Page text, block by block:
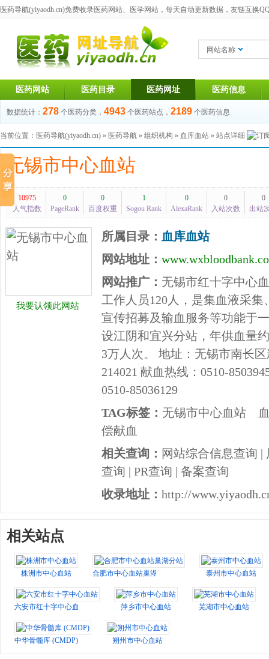
医药导航(yiyaodh.cn)免费收录医药网站、医学网站，每天自动更新数据，友链互换
网站名称
医药网站 医药目录 医药网址 医药信息
数据统计： 278 个医药分类， 4943 个医药站点， 2189 个医药信息
当前位置： 医药导航(yiyaodh.cn) » 医药导航 » 组织机构 » 血库血站 » 站点详细
无锡市中心血站
10975
人气指数
0
PageRank
0
百度权重
1
Sogou Rank
0
AlexaRank
0
入站次数
0
出站
我要认领此网站
所属目录： 血库血站
网站地址：
网站推广： 无锡市红十字中心
工作人员120人，是集血液采
宣传招募及输血服务等功能于
设江阴和宜兴分站，年供血量
3万人次。 地址：无锡市南长
214021 献血热线：0510-
0510-85036129
TAG标签： 无锡市中心血站
偿献血
相关查询： 网站综合信息查询 |
查询 | PR查询 | 备案查询
收录地址： http://
相关站点
株洲市中心血站 合肥市中心血站巢湖分站 泰州市中心血站
六安市红十字中心血站 萍乡市中心血站 芜湖市中心血站
中华骨髓库 (CMDP) 朔州市中心血站